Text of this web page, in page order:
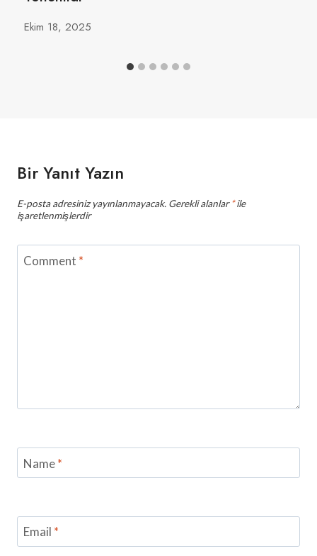
Ekim 18, 2025
Bir Yanıt Yazın
E-posta adresiniz yayınlanmayacak. Gerekli alanlar*ile
işaretlenmişlerdir
Comment *
Name*
Email *